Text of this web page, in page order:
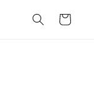
Panier